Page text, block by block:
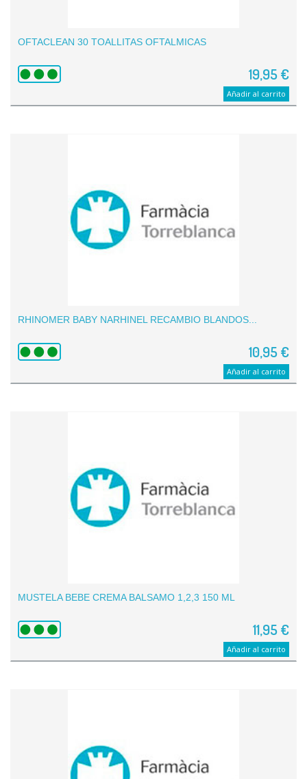
OFTACLEAN 30 TOALLITAS OFTALMICAS
19,95 €
Añadir al carrito
RHINOMER BABY NARHINEL RECAMBIO BLANDOS...
10,95 €
Añadir al carrito
MUSTELA BEBE CREMA BALSAMO 1,2,3 150 ML
11,95 €
Añadir al carrito